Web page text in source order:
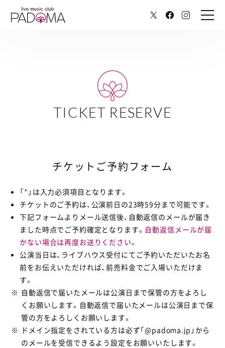
TICKET RESERVE
チケットご予約フォーム
「* 」は入力必須項目となります。
チケットのご予約は、公演前日の23時59分まで可能です。
下記フォームよりメール送信後、自動返信のメールが届き
ました時点でご予約確定となります。 自動返信メールが届
かない場合は再度お送りください。
公演当日は、ライブハウス受付にてご予約いただいたお名
前をお伝えいただければ、前売料金でご入場いただけま
す。
自動返信で届いたメールは公演日まで保管の方をよろし
くお願いします。自動返信で届いたメールは公演日まで保
管の方をよろしくお願いします。
ドメイン指定をされている方は必ず「@padoma.jp」から
のメールを受信できるよう設定をお願いいたします。